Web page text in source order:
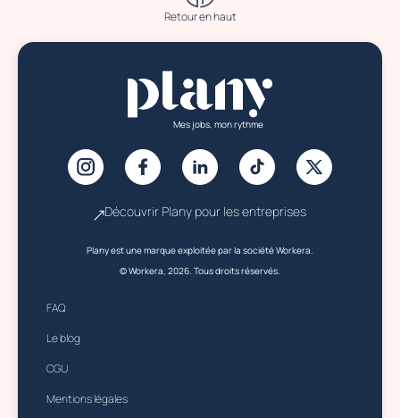
Retour en haut
Mes jobs, mon rythme
Découvrir Plany pour les entreprises
Plany est une marque exploitée par la société Workera.
© Workera, 2026. Tous droits réservés.
FAQ
Le blog
CGU
Mentions légales